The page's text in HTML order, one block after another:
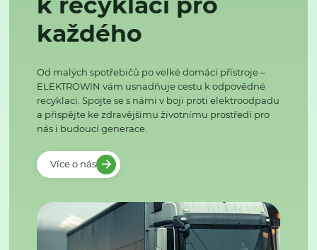
každého
Od malých spotřebičů po velké domácí přístroje –
ELEKTROWIN vám usnadňuje cestu k odpovědné
recyklaci. Spojte se s námi v boji proti elektroodpadu
a přispějte ke zdravějšímu životnímu prostředí pro
nás i budoucí generace.
Více o nás